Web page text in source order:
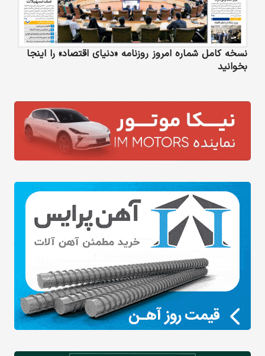
نسخه کامل شماره امروز روزنامه «دنیای‌ اقتصاد» را اینجا
بخوانید